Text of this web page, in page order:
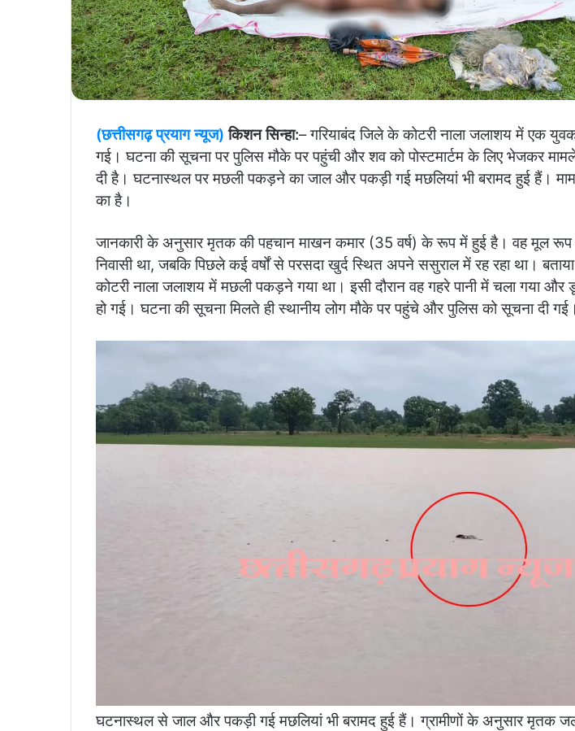
(छत्तीसगढ़ प्रयाग न्यूज) किशन सिन्हा:–गरियाबंद जिले के कोटरी नाला जलाशय में एक
गई। घटना की सूचना पर पुलिस मौके पर पहुंची और शव को पोस्टमार्टम के लिए भेजकर
दी है। घटनास्थल पर मछली पकड़ने का जाल और पकड़ी गई मछलियां भी बरामद हुई हैं।
का है।
जानकारी के अनुसार मृतक की पहचान माखन कमार (35 वर्ष) के रूप में हुई है। वह मूल
निवासी था, जबकि पिछले कई वर्षों से परसदा खुर्द स्थित अपने ससुराल में रह रहा था।
कोटरी नाला जलाशय में मछली पकड़ने गया था। इसी दौरान वह गहरे पानी में चला गया
हो गई। घटना की सूचना मिलते ही स्थानीय लोग मौके पर पहुंचे और पुलिस को सूचना दी गई।
घटनास्थल से जाल और पकड़ी गई मछलियां भी बरामद हुई हैं। ग्रामीणों के अनुसार मृतक